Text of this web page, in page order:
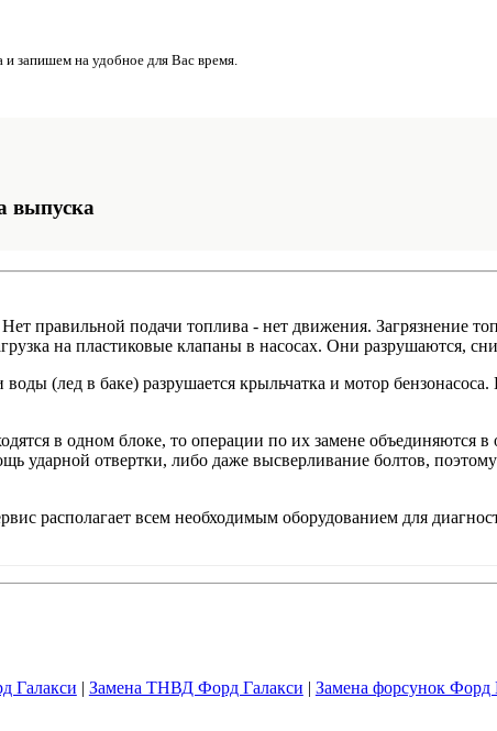
запишем на удобное для Вас время.
выпуска
правильной подачи топлива - нет движения. Загрязнение
на пластиковые клапаны в насосах. Они разрушаются,
(лед в баке) разрушается крыльчатка и мотор
в одном блоке, то операции по их замене объединяются
ударной отвертки, либо даже высверливание болтов,
располагает всем необходимым оборудованием для
Галакси | Замена ТНВД Форд Галакси | Замена форсунок Форд